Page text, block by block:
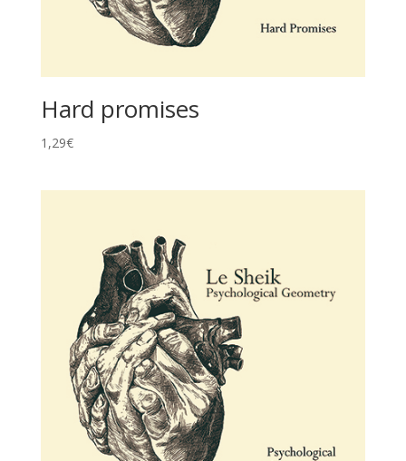
Hard promises
1,29€